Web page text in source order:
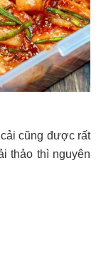
cũng được rất
thảo thì nguyên